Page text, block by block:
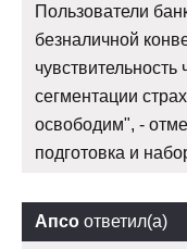
Пользователи
безналичной
сегментации
освободим", -
подготовка и
Апсо ответил(а)